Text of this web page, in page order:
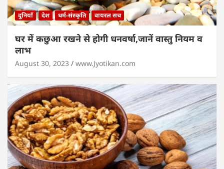
दुनियाँ देश धर्म-संस्कृति वायरल सच
घर में कछुआ रखने से होगी धनवर्षा,जानें वास्तु नियम व
लाभ
August 30, 2023 www.Jyotikan.com